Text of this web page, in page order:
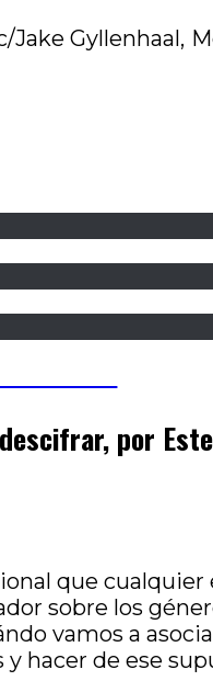
Jake Gyllenhaal,
por
que cualquier
sobre los
vamos a
hacer de ese